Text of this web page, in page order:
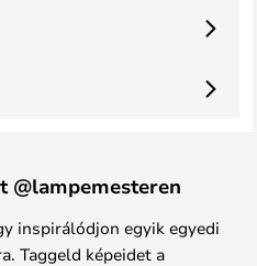
@lampemesteren
inspirálódjon egyik egyedi
Taggeld képeidet a